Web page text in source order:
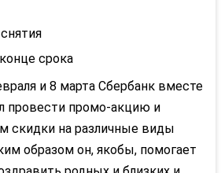
срока
и 8 марта Сбербанк вместе
провести промо-акцию и
скидки на различные виды
образом он, якобы, помогает